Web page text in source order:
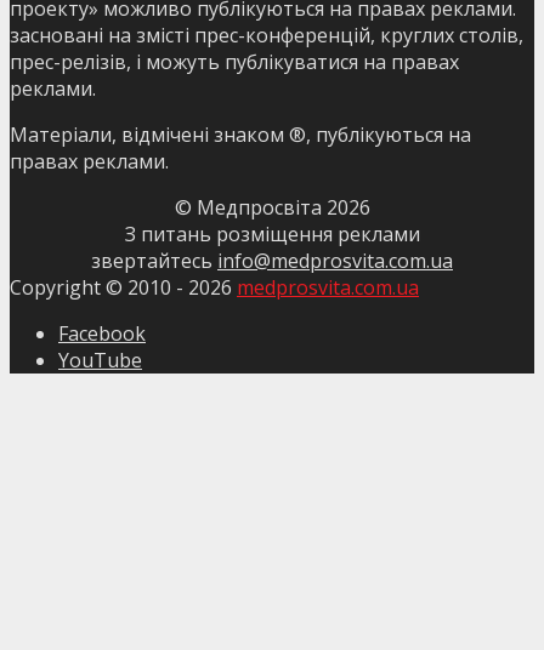
проекту» можливо публікуються на правах реклами.
засновані на змісті прес-конференцій, круглих столів,
прес-релізів, і можуть публікуватися на правах
реклами.
Матеріали, відмічені знаком ®, публікуються на
правах реклами.
© Медпросвіта 2026
З питань розміщення реклами
звертайтесь info@medprosvita.com.ua
Copyright © 2010 - 2026 medprosvita.com.ua
Facebook
YouTube